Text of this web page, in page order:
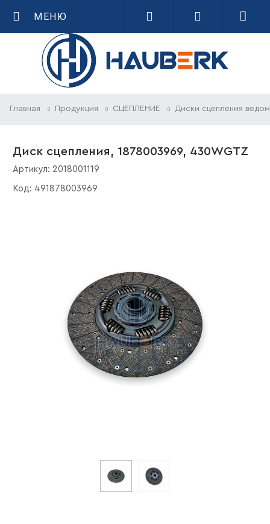
МЕНЮ
Главная Продукция СЦЕПЛЕНИЕ Диски сцепления
Диск сцепления, 1878003969, 430WGTZ
Артикул: 2018001119
Код: 491878003969